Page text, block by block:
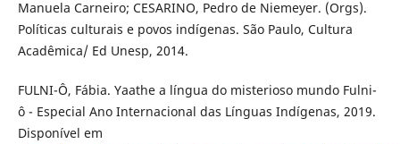
Manuela Carneiro; CESARINO, Pedro de Niemeyer. (Orgs).
Políticas culturais e povos indígenas. São Paulo, Cultura
Acadêmica/ Ed Unesp, 2014.
FULNI-Ô, Fábia. Yaathe a língua do misterioso mundo Fulni-
ô - Especial Ano Internacional das Línguas Indígenas, 2019.
Disponível em